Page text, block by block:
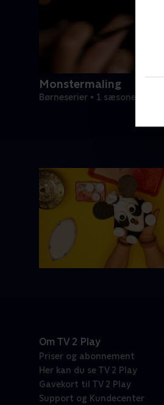
Monstermaling
Børneserier • 1 sæsoner
Om TV 2 Play
Priser og abonnement
Her kan du se TV 2 Play
Gavekort til TV 2 Play
Support og Kundecenter